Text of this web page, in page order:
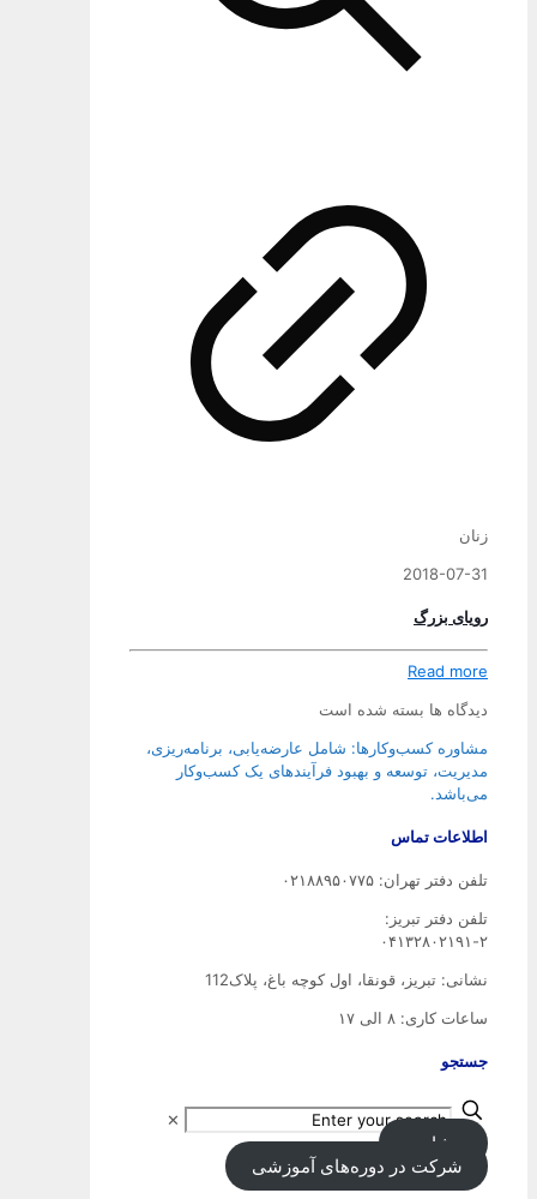
زنان
2018-07-31
رویای بزرگ
Read more
دیدگاه ها بسته شده است
مشاوره کسب‌وکارها: شامل عارضه‌یابی، برنامه‌ریزی،
مدیریت، توسعه و بهبود فرآیندهای یک کسب‌وکار
می‌باشد.
اطلاعات تماس
تلفن دفتر تهران: ۰۲۱۸۸۹۵۰۷۷۵
تلفن‌ دفتر تبریز:
۰۴۱۳۲۸۰۲۱۹۱-۲
نشانی: تبریز، قونقا، اول کوچه باغ، پلاک112
ساعات کاری: ۸ الی ۱۷
جستجو
✕
مشاوره
شرکت در دوره‌های آموزشی